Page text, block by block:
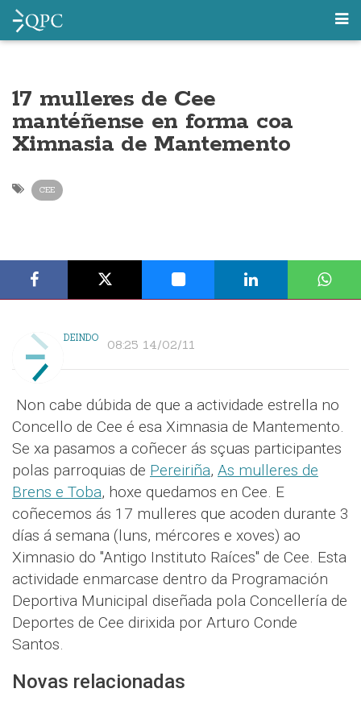
17 mulleres de Cee
mantéñense en forma coa
Ximnasia de Mantemento
CEE
DEINDO 08:25 14/02/11
Non cabe dúbida de que a actividade estrella no
Concello de Cee é esa Ximnasia de Mantemento.
Se xa pasamos a coñecer ás sçuas participantes
polas parroquias de Pereiriña, As mulleres de
Brens e Toba, hoxe quedamos en Cee. E
coñecemos ás 17 mulleres que acoden durante 3
días á semana (luns, mércores e xoves) ao
Ximnasio do "Antigo Instituto Raíces" de Cee. Esta
actividade enmarcase dentro da Programación
Deportiva Municipal diseñada pola Concellería de
Deportes de Cee dirixida por Arturo Conde
Santos.
Novas relacionadas